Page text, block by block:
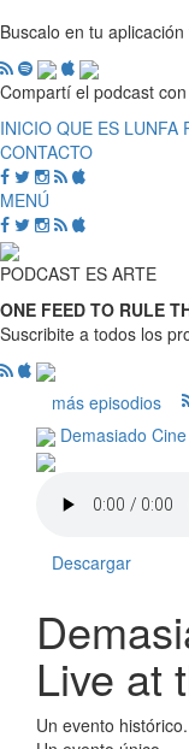
Buscalo en tu
Compartí el podcast
INICIO QUE ES LUNFA
CONTACTO
MENÚ
PODCAST ES ARTE
ONE FEED TO RULE
Suscribite a todos los
más episodios
Demasiado
Descargar
Live at
Un evento histórico.